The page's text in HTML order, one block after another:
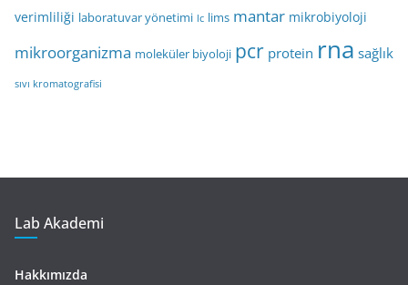
verimliliği laboratuvar yönetimi lc lims mantar mikrobiyoloji
mikroorganizma moleküler biyoloji pcr protein rna sağlık
sıvı kromatografisi
Lab Akademi
Hakkımızda